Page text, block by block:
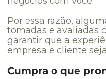
Por essa razão,
tomadas e avaliadas
garantir que a
empresa e cliente
Cumpra o que